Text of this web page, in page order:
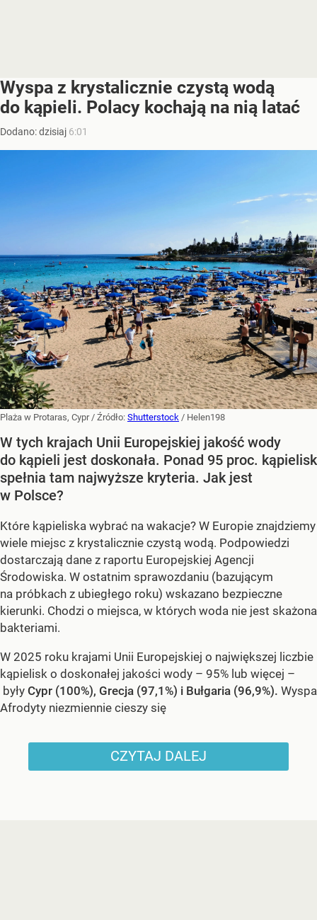
Wyspa z krystalicznie czystą wodą
do kąpieli. Polacy kochają na nią latać
Dodano:dzisiaj 6:01
Plaża w Protaras, Cypr / Źródło: Shutterstock / Helen198
W tych krajach Unii Europejskiej jakość wody
do kąpieli jest doskonała. Ponad 95 proc. kąpielisk
spełnia tam najwyższe kryteria. Jak jest
w Polsce?
Które kąpieliska wybrać na wakacje? W Europie znajdziemy
wiele miejsc z krystalicznie czystą wodą. Podpowiedzi
dostarczają dane z raportu Europejskiej Agencji
Środowiska. W ostatnim sprawozdaniu (bazującym
na próbkach z ubiegłego roku) wskazano bezpieczne
kierunki. Chodzi o miejsca, w których woda nie jest skażona
bakteriami.
W 2025 roku krajami Unii Europejskiej o największej liczbie
kąpielisk o doskonałej jakości wody – 95% lub więcej –
były Cypr (100%), Grecja (97,1%) i Bułgaria (96,9%). Wyspa
Afrodyty niezmiennie cieszy się
CZYTAJ DALEJ